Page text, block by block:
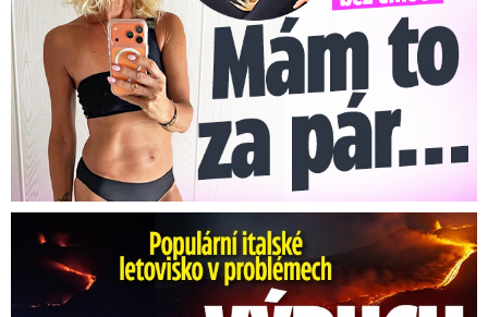
Erupce sicilské sopky Etny: Ruší desítky letů